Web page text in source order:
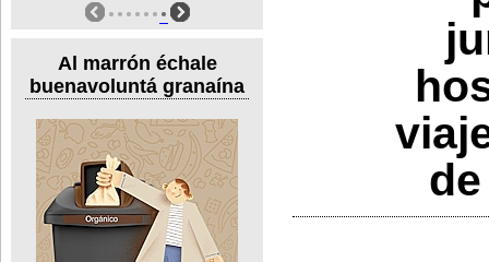
Al marrón échale
buenavoluntá granaína